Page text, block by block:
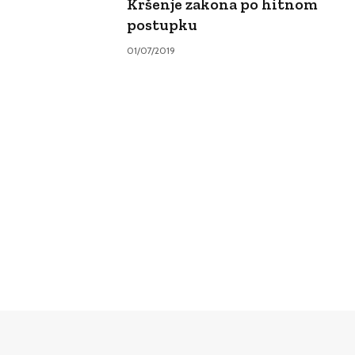
Kršenje zakona po hitnom
postupku
01/07/2019